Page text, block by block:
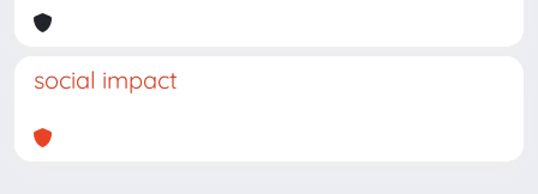
social impact